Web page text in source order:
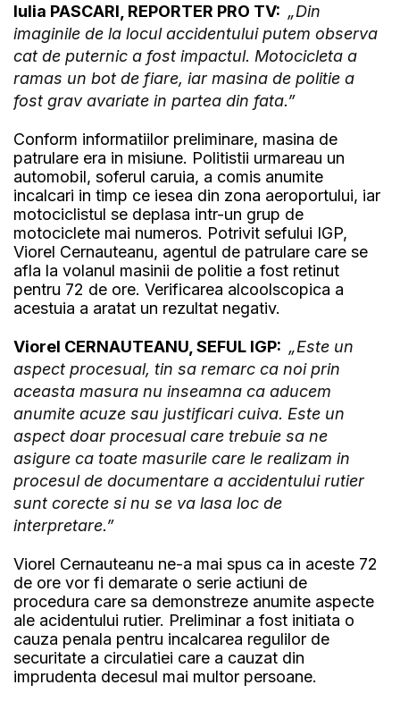
Iulia PASCARI, REPORTER PRO TV: „Din
imaginile de la locul accidentului putem observa
cat de puternic a fost impactul. Motocicleta a
ramas un bot de fiare, iar masina de politie a
fost grav avariate in partea din fata.”
Conform informatiilor preliminare, masina de
patrulare era in misiune. Politistii urmareau un
automobil, soferul caruia, a comis anumite
incalcari in timp ce iesea din zona aeroportului, iar
motociclistul se deplasa intr-un grup de
motociclete mai numeros. Potrivit sefului IGP,
Viorel Cernauteanu, agentul de patrulare care se
afla la volanul masinii de politie a fost retinut
pentru 72 de ore. Verificarea alcoolscopica a
acestuia a aratat un rezultat negativ.
Viorel CERNAUTEANU, SEFUL IGP: „Este un
aspect procesual, tin sa remarc ca noi prin
aceasta masura nu inseamna ca aducem
anumite acuze sau justificari cuiva. Este un
aspect doar procesual care trebuie sa ne
asigure ca toate masurile care le realizam in
procesul de documentare a accidentului rutier
sunt corecte si nu se va lasa loc de
interpretare.”
Viorel Cernauteanu ne-a mai spus ca in aceste 72
de ore vor fi demarate o serie actiuni de
procedura care sa demonstreze anumite aspecte
ale acidentului rutier. Preliminar a fost initiata o
cauza penala pentru incalcarea regulilor de
securitate a circulatiei care a cauzat din
imprudenta decesul mai multor persoane.